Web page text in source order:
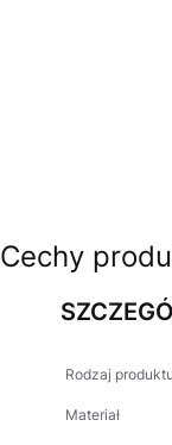
Cechy
Rodzaj produktu
Materiał